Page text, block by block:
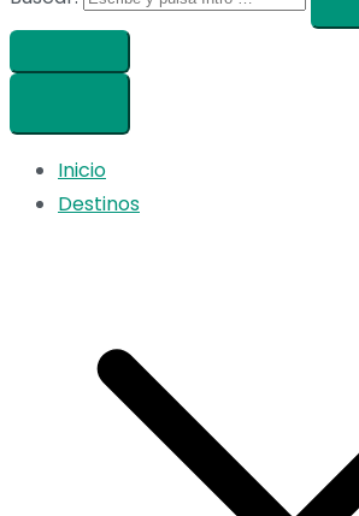
Inicio
Destinos